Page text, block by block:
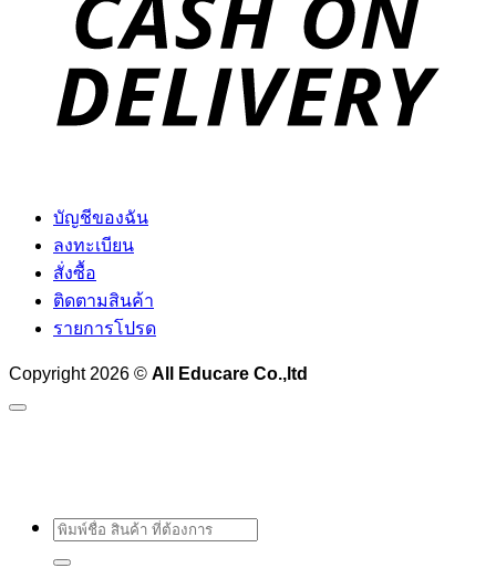
บัญชีของฉัน
ลงทะเบียน
สั่งซื้อ
ติดตามสินค้า
รายการโปรด
Copyright 2026 © All Educare Co.,ltd
ค้นหา: